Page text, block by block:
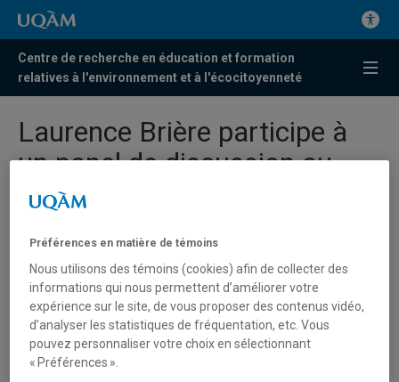
Centre de recherche en éducation et formation
relatives à l'environnement et à l'écocitoyenneté
Laurence Brière participe à
un panel de discussion au
parc Jean Drapeau dans le
décembre 2022
Préférences en matière de témoins
Nous utilisons des témoins (cookies) afin de collecter des
informations qui nous permettent d’améliorer votre
expérience sur le site, de vous proposer des contenus vidéo,
d’analyser les statistiques de fréquentation, etc. Vous
pouvez personnaliser votre choix en sélectionnant
« Préférences ».